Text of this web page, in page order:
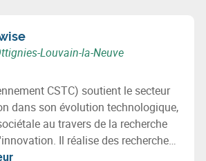
Louvain-la-Neuve
CSTC) soutient le secteur
dans son évolution technologique,
au travers de la recherche
Il réalise des recherches
et leur fournit informations,